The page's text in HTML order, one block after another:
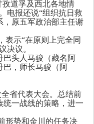
孜道孚及西北各地情
电报还说“组织抗日救
，原五军政治部主任谢
表示“在原则上完全同
决议。
巴头人马骏（藏名阿
巴，师长马骏（阿
省代表大会。总结前
一战线的策略，进一
形势和金川的任务决